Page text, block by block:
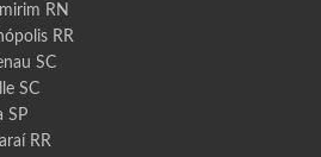
RN
RR
SC
SC
SP
RR